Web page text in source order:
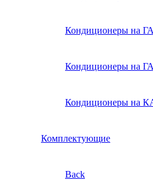
Кондиционеры на
Кондиционеры на
Кондиционеры на
Комплектующие
Back